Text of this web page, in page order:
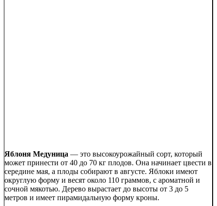
Яблоня Медуница — это высокоурожайный сорт, который
может принести от 40 до 70 кг плодов. Она начинает цвести в
середине мая, а плоды собирают в августе. Яблоки имеют
округлую форму и весят около 110 граммов, с ароматной и
сочной мякотью. Дерево вырастает до высоты от 3 до 5
метров и имеет пирамидальную форму кроны.